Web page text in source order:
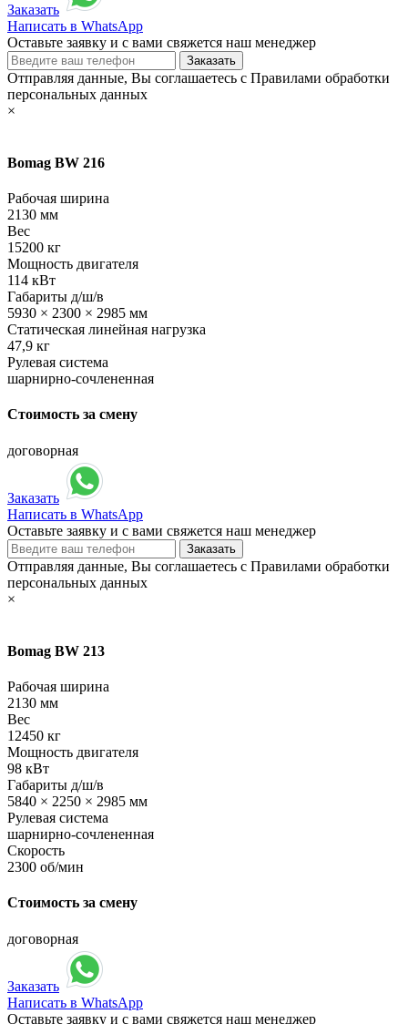
Заказать
Написать в WhatsApp
Оставьте заявку и с вами свяжется наш менеджер
Отправляя данные, Вы соглашаетесь с Правилами обработки
персональных данных
×
Bomag BW 216
Рабочая ширина
2130 мм
Вес
15200 кг
Мощность двигателя
114 кВт
Габариты д/ш/в
5930 × 2300 × 2985 мм
Статическая линейная нагрузка
47,9 кг
Рулевая система
шарнирно-сочлененная
Стоимость за смену
договорная
Заказать
Написать в WhatsApp
Оставьте заявку и с вами свяжется наш менеджер
Отправляя данные, Вы соглашаетесь с Правилами обработки
персональных данных
×
Bomag BW 213
Рабочая ширина
2130 мм
Вес
12450 кг
Мощность двигателя
98 кВт
Габариты д/ш/в
5840 × 2250 × 2985 мм
Рулевая система
шарнирно-сочлененная
Скорость
2300 об/мин
Стоимость за смену
договорная
Заказать
Написать в WhatsApp
Оставьте заявку и с вами свяжется наш менеджер